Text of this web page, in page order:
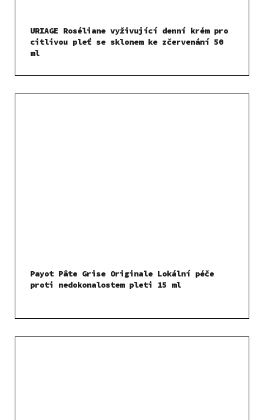
URIAGE Roséliane vyživující denní krém pro
citlivou pleť se sklonem ke zčervenání 50
ml
Payot Pâte Grise Originale Lokální péče
proti nedokonalostem pleti 15 ml